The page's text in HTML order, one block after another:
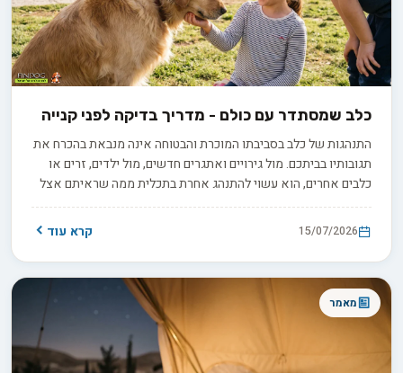
כלב שמסתדר עם כולם - מדריך בדיקה לפני קנייה
התנהגות של כלב בסביבתו המוכרת והבטוחה אינה מנבאת בהכרח את
תגובותיו בביתכם. מול גירויים ואתגרים חדשים, מול ילדים, זרים או
כלבים אחרים, הוא עשוי להתנהג אחרת בתכלית ממה שראיתם אצל
המוכר. כדי להבטיח התאמה מוצלחת, חשוב שתדעו איך לבחון
בעצמכם את התנהגותו האמיתית, מעבר להצהרות כלליות על אופיו.
15/07/2026 קרא עוד
מאמר